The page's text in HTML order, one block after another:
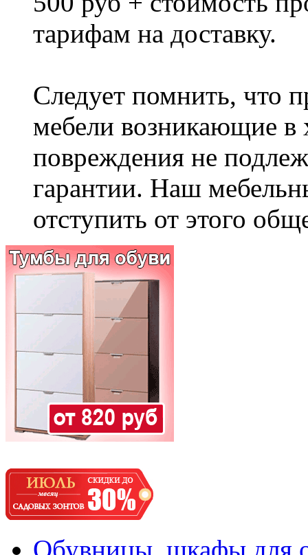
тарифам на доставку.
Следует помнить, что
мебели возникающие в
повреждения не
гарантии. Наш
отступить от этого